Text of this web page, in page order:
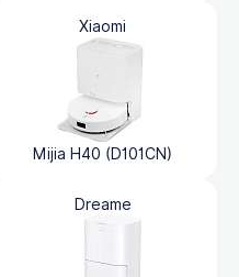
Xiaomi
Mijia H40 (D101CN)
Dreame